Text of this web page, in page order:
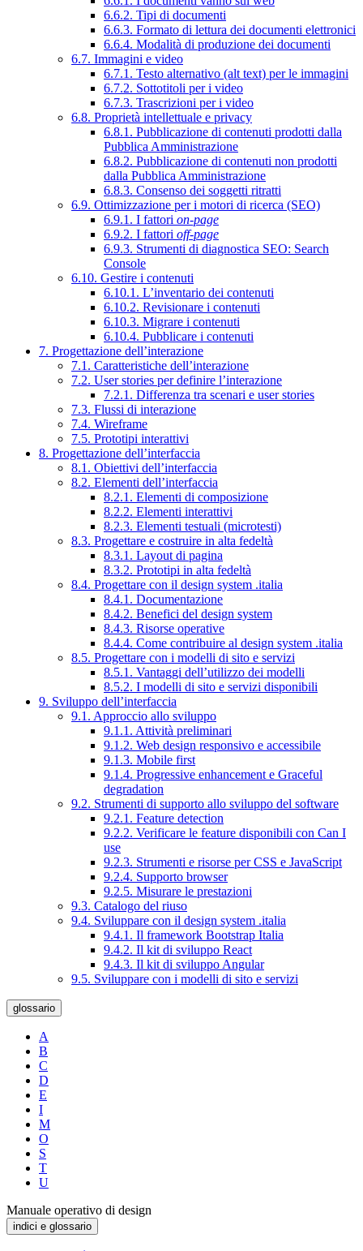
6.6.2. Tipi di documenti
6.6.3. Formato di lettura dei documenti elettronici
6.6.4. Modalità di produzione dei documenti
6.7. Immagini e video
6.7.1. Testo alternativo (alt text) per le immagini
6.7.2. Sottotitoli per i video
6.7.3. Trascrizioni per i video
6.8. Proprietà intellettuale e privacy
6.8.1. Pubblicazione di contenuti prodotti dalla
Pubblica Amministrazione
6.8.2. Pubblicazione di contenuti non prodotti
dalla Pubblica Amministrazione
6.8.3. Consenso dei soggetti ritratti
6.9. Ottimizzazione per i motori di ricerca (SEO)
6.9.1. I fattori on-page
6.9.2. I fattori off-page
6.9.3. Strumenti di diagnostica SEO: Search
Console
6.10. Gestire i contenuti
6.10.1. L’inventario dei contenuti
6.10.2. Revisionare i contenuti
6.10.3. Migrare i contenuti
6.10.4. Pubblicare i contenuti
7. Progettazione dell’interazione
7.1. Caratteristiche dell’interazione
7.2. User stories per definire l’interazione
7.2.1. Differenza tra scenari e user stories
7.3. Flussi di interazione
7.4. Wireframe
7.5. Prototipi interattivi
8. Progettazione dell’interfaccia
8.1. Obiettivi dell’interfaccia
8.2. Elementi dell’interfaccia
8.2.1. Elementi di composizione
8.2.2. Elementi interattivi
8.2.3. Elementi testuali (microtesti)
8.3. Progettare e costruire in alta fedeltà
8.3.1. Layout di pagina
8.3.2. Prototipi in alta fedeltà
8.4. Progettare con il design system .italia
8.4.1. Documentazione
8.4.2. Benefici del design system
8.4.3. Risorse operative
8.4.4. Come contribuire al design system .italia
8.5. Progettare con i modelli di sito e servizi
8.5.1. Vantaggi dell’utilizzo dei modelli
8.5.2. I modelli di sito e servizi disponibili
9. Sviluppo dell’interfaccia
9.1. Approccio allo sviluppo
9.1.1. Attività preliminari
9.1.2. Web design responsivo e accessibile
9.1.3. Mobile first
9.1.4. Progressive enhancement e Graceful
degradation
9.2. Strumenti di supporto allo sviluppo del software
9.2.1. Feature detection
9.2.2. Verificare le feature disponibili con Can I
use
9.2.3. Strumenti e risorse per CSS e JavaScript
9.2.4. Supporto browser
9.2.5. Misurare le prestazioni
9.3. Catalogo del riuso
9.4. Sviluppare con il design system .italia
9.4.1. Il framework Bootstrap Italia
9.4.2. Il kit di sviluppo React
9.4.3. Il kit di sviluppo Angular
9.5. Sviluppare con i modelli di sito e servizi
glossario
A
B
C
D
E
I
M
O
S
T
U
Manuale operativo di design
indici e glossario